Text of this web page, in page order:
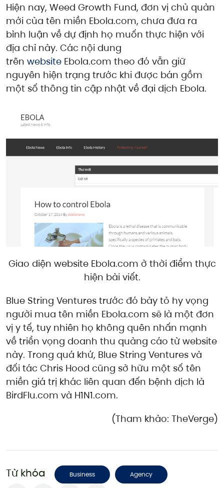
Hiện nay, Weed Growth Fund, đơn vị chủ quản
mới của tên miền Ebola.com, chưa đưa ra
bình luận về dự định họ muốn thực hiện với
địa chỉ này. Các nội dung
trên website Ebola.com theo đó vẫn giữ
nguyên hiện trạng trước khi được bán gồm
một số thông tin cập nhật về đại dịch Ebola.
Giao diện website Ebola.com ở thời điểm thực
hiện bài viết.
Blue String Ventures trước đó bày tỏ hy vọng
người mua tên miền Ebola.com sẽ là một đơn
vị y tế, tuy nhiên họ không quên nhấn mạnh
về triển vọng doanh thu quảng cáo từ website
này. Trong quá khứ, Blue String Ventures và
đối tác Chris Hood cũng sở hữu một số tên
miền giá trị khác liên quan đến bệnh dịch là
BirdFlu.com và H1N1.com.
(Tham khảo: TheVerge)
Từ khóa Business Agency